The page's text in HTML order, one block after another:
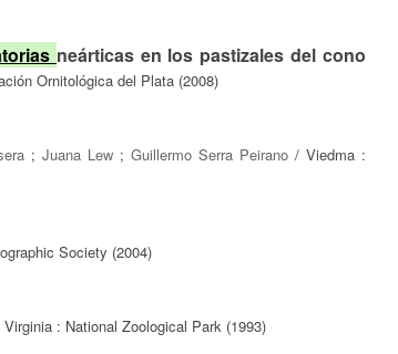
neárticas en los pastizales del cono
Ornitológica del Plata (2008)
;Juana Lew ; Guillermo Serra Peirano/ Viedma :
Society (2004)
Virginia : National Zoological Park (1993)